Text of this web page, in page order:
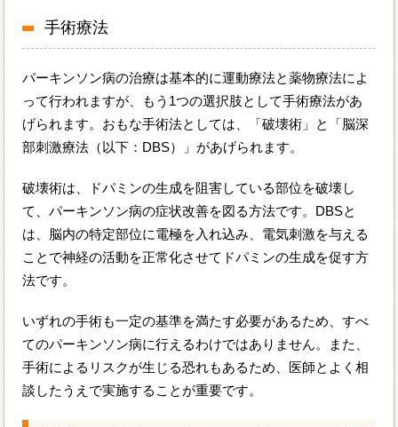
手術療法
パーキンソン病の治療は基本的に運動療法と薬物療法によ
って行われますが、もう1つの選択肢として手術療法があ
げられます。おもな手術法としては、「破壊術」と「脳深
部刺激療法（以下：DBS）」があげられます。
破壊術は、ドパミンの生成を阻害している部位を破壊し
て、パーキンソン病の症状改善を図る方法です。DBSと
は、脳内の特定部位に電極を入れ込み、電気刺激を与える
ことで神経の活動を正常化させてドパミンの生成を促す方
法です。
いずれの手術も一定の基準を満たす必要があるため、すべ
てのパーキンソン病に行えるわけではありません。また、
手術によるリスクが生じる恐れもあるため、医師とよく相
談したうえで実施することが重要です。